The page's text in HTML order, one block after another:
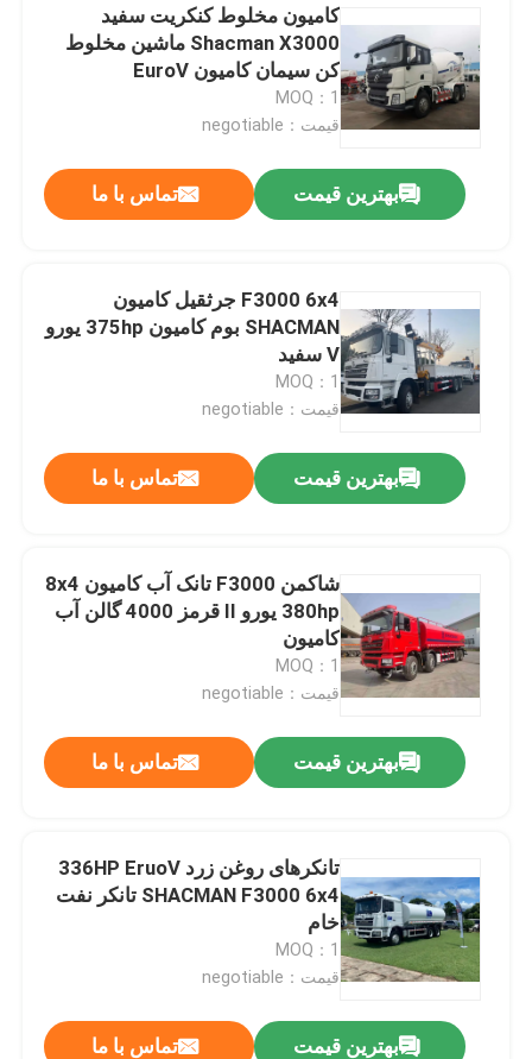
کامیون مخلوط کنکریت سفید
Shacman X3000 ماشین مخلوط
کن سیمان کامیون EuroV
MOQ：1
قیمت：negotiable
بهترین قیمت تماس با ما
F3000 6x4 جرثقیل کامیون
SHACMAN بوم کامیون 375hp یورو
V سفید
MOQ：1
قیمت：negotiable
بهترین قیمت تماس با ما
شاکمن F3000 تانک آب کامیون 8x4
380hp یورو II قرمز 4000 گالن آب
کامیون
MOQ：1
قیمت：negotiable
بهترین قیمت تماس با ما
تانکرهای روغن زرد 336HP EruoV
SHACMAN F3000 6x4 تانکر نفت
خام
MOQ：1
قیمت：negotiable
بهترین قیمت تماس با ما